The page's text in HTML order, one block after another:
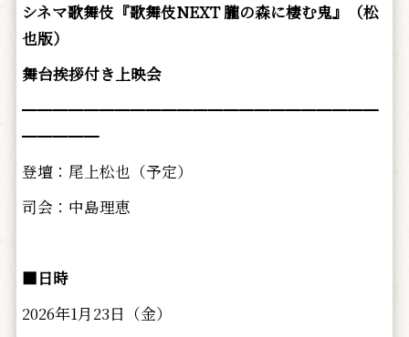
シネマ歌舞伎『歌舞伎NEXT 朧の森に棲む鬼』（松
也版）
舞台挨拶付き上映会
━━━━━━━━━━━━━━━━━━━━━━━
━━━━━
登壇：尾上松也（予定）
司会：中島理恵
■日時
2026年1月23日（金）